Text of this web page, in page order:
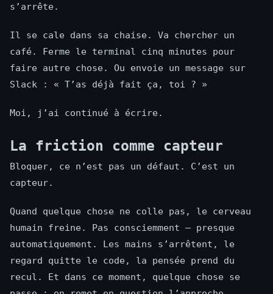
s’arrête.
Il se cale dans sa chaise. Va chercher un
café. Ferme le terminal cinq minutes pour
faire autre chose. Ou envoie un message sur
Slack : « T’as déjà fait ça, toi ? »
Moi, j’ai continué à écrire.
La friction comme capteur
Bloquer, ce n’est pas un défaut. C’est un
capteur.
Quand quelque chose ne colle pas, le cerveau
humain freine. Pas consciemment — presque
automatiquement. Les mains s’arrêtent, le
regard quitte le code, la pensée prend du
recul. Et dans ce moment, quelque chose se